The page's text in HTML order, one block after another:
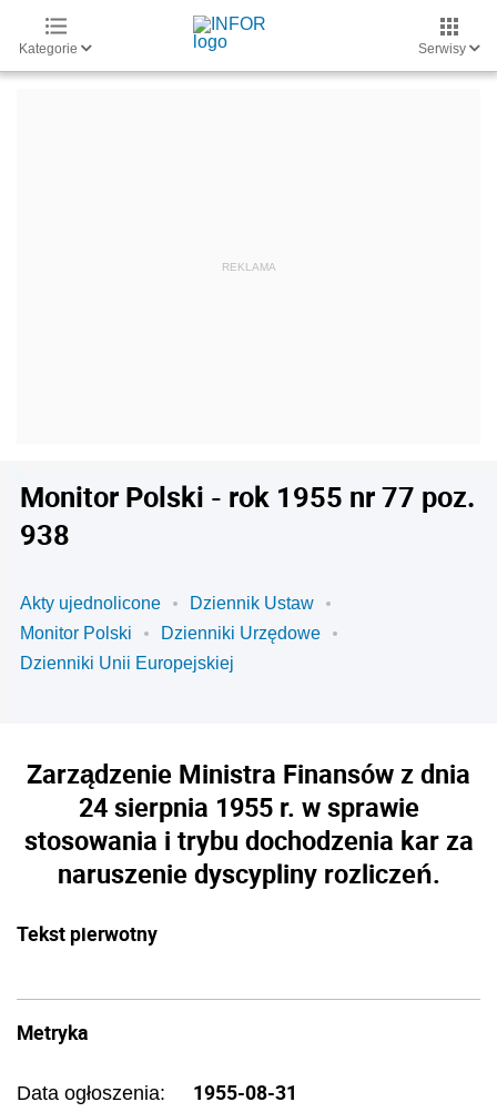
Kategorie Serwisy
Monitor Polski - rok 1955 nr 77 poz.
938
Akty ujednolicone
Dziennik Ustaw
Monitor Polski
Dzienniki Urzędowe
Dzienniki Unii Europejskiej
Zarządzenie Ministra Finansów z dnia
24 sierpnia 1955 r. w sprawie
stosowania i trybu dochodzenia kar za
naruszenie dyscypliny rozliczeń.
Tekst pierwotny
Metryka
Data ogłoszenia: 1955-08-31